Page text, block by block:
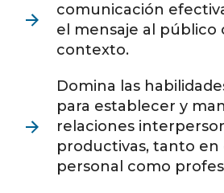
comunicación
el mensaje al público
contexto.
Domina las
para establecer y
relaciones
productivas, tanto en
personal como